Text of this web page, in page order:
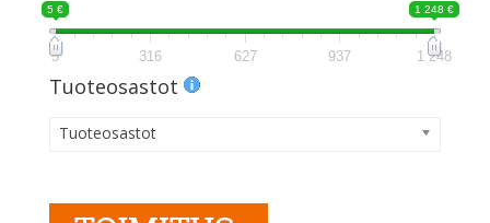
5 € 1 248 €
5 316 627 937 1 248
Tuoteosastot
Tuoteosastot